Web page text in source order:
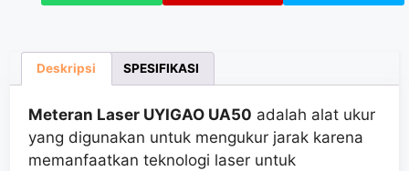
Deskripsi SPESIFIKASI
Meteran Laser UYIGAO UA50 adalah alat ukur
yang digunakan untuk mengukur jarak karena
memanfaatkan teknologi laser untuk